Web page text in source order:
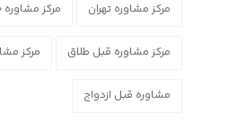
مرکز مشاوره تهران مرکز مشاوره
مرکز مشاوره قبل طلاق مرکز
مشاوره قبل ازدواج